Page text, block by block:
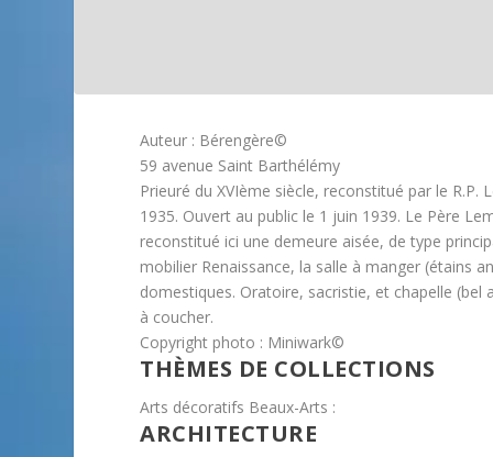
Auteur : Bérengère©
59 avenue Saint Barthélémy
Prieuré du XVIème siècle, reconstitué par le
1935. Ouvert au public le 1 juin 1939. Le Père
reconstitué ici une demeure aisée, de type
mobilier Renaissance, la salle à manger (étains
domestiques. Oratoire, sacristie, et chapelle
à coucher.
Copyright photo : Miniwark©
THÈMES DE COLLECTIONS
Arts décoratifs Beaux-Arts :
ARCHITECTURE